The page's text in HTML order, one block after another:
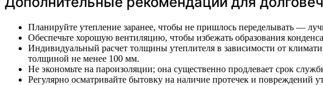
Планируйте утепление заранее, чтобы не пришлось переделывать —
Обеспечьте хорошую вентиляцию, чтобы избежать образования
Индивидуальный расчет толщины утеплителя в зависимости от
толщиной не менее 100 мм.
Не экономьте на пароизоляции; она существенно продлевает срок
Регулярно осматривайте бытовку на наличие протечек и повреждений